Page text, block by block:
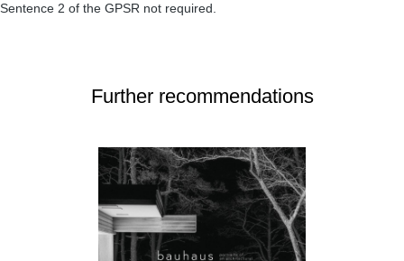
Sentence 2 of the GPSR not required.
Further recommendations